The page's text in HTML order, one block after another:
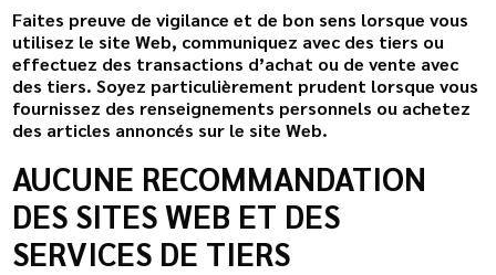
Faites preuve de vigilance et de bon sens lorsque vous
utilisez le site Web, communiquez avec des tiers ou
effectuez des transactions d’achat ou de vente avec
des tiers. Soyez particulièrement prudent lorsque vous
fournissez des renseignements personnels ou achetez
des articles annoncés sur le site Web.
AUCUNE RECOMMANDATION
DES SITES WEB ET DES
SERVICES DE TIERS